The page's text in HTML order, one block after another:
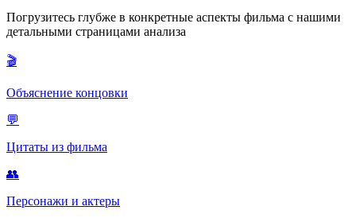
продолжать идти вперёд вопреки всему.
полностью соответствовало советской идеологии. Премьера в
СССР состоялась уже в июле 1936 года, всего через несколько
Погрузитесь глубже в конкретные аспекты фильма с нашими
детальными страницами анализа
🎬
Объяснение концовки
💬
Цитаты из фильма
👥
Персонажи и актеры